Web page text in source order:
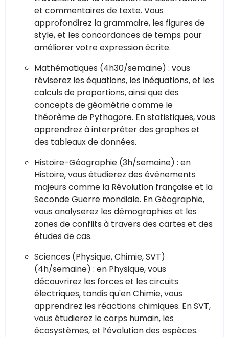
et commentaires de texte. Vous
approfondirez la grammaire, les figures de
style, et les concordances de temps pour
améliorer votre expression écrite.
Mathématiques (4h30/semaine) : vous
réviserez les équations, les inéquations, et les
calculs de proportions, ainsi que des
concepts de géométrie comme le
théorème de Pythagore. En statistiques, vous
apprendrez à interpréter des graphes et
des tableaux de données.
Histoire-Géographie (3h/semaine) : en
Histoire, vous étudierez des événements
majeurs comme la Révolution française et la
Seconde Guerre mondiale. En Géographie,
vous analyserez les démographies et les
zones de conflits à travers des cartes et des
études de cas.
Sciences (Physique, Chimie, SVT)
(4h/semaine) : en Physique, vous
découvrirez les forces et les circuits
électriques, tandis qu'en Chimie, vous
apprendrez les réactions chimiques. En SVT,
vous étudierez le corps humain, les
écosystèmes, et l’évolution des espèces.